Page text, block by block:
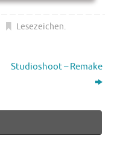
Lesezeichen.
Studioshoot – Remake